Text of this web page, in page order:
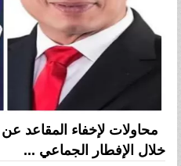
محاولات لإخفاء المقاعد
خلال الإفطار الجماعي ...